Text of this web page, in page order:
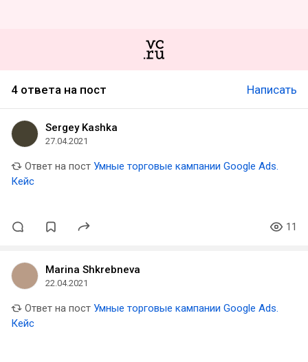
4 ответа на пост Написать
Sergey Kashka
27.04.2021
Ответ на пост Умные торговые кампании Google Ads.
Кейс
11
Marina Shkrebneva
22.04.2021
Ответ на пост Умные торговые кампании Google Ads.
Кейс